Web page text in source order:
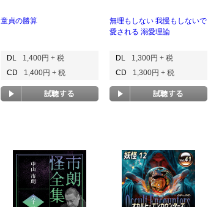
童貞の勝算
DL
1,400円 + 税
CD
1,400円 + 税
無理もしない 我慢もしないで
愛される 溺愛理論
DL
1,300円 + 税
CD
1,300円 + 税